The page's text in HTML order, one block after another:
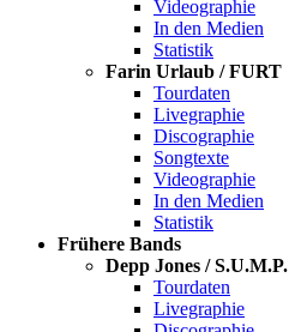
Videographie
In den Medien
Statistik
Farin Urlaub / FURT
Tourdaten
Livegraphie
Discographie
Songtexte
Videographie
In den Medien
Statistik
Frühere Bands
Depp Jones / S.U.M.P.
Tourdaten
Livegraphie